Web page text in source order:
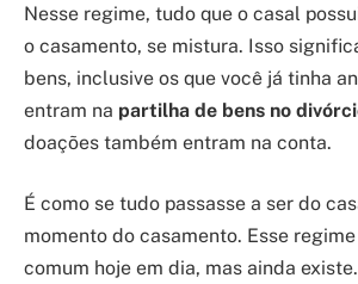
Nesse regime, tudo que o casal
o casamento, se mistura. Isso
bens, inclusive os que você já tinha
entram na partilha de bens no
doações também entram na conta.
É como se tudo passasse a ser do
momento do casamento. Esse
comum hoje em dia, mas ainda existe.